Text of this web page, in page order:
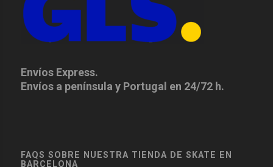
Envíos Express.
Envíos a península y Portugal en 24/72 h.
FAQS SOBRE NUESTRA TIENDA DE SKATE EN
BARCELONA